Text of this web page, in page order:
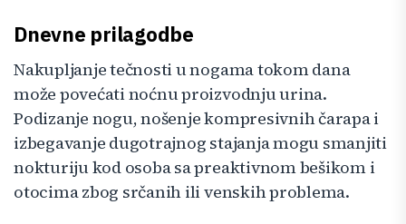
Dnevne prilagodbe
Nakupljanje tečnosti u nogama tokom dana
može povećati noćnu proizvodnju urina.
Podizanje nogu, nošenje kompresivnih čarapa i
izbegavanje dugotrajnog stajanja mogu smanjiti
nokturiju kod osoba sa preaktivnom bešikom i
otocima zbog srčanih ili venskih problema.